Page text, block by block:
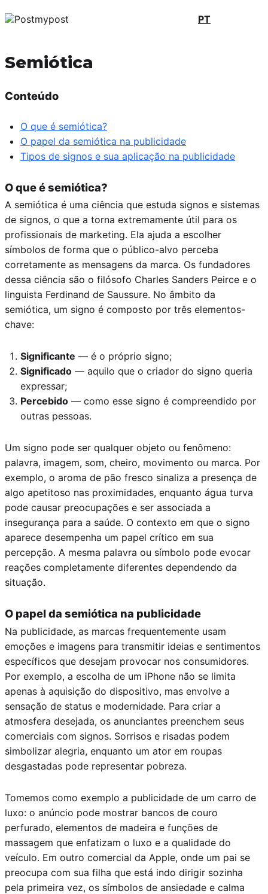
PT
Semiótica
Conteúdo
O que é semiótica?
O papel da semiótica na publicidade
Tipos de signos e sua aplicação na publicidade
O que é semiótica?
A semiótica é uma ciência que estuda signos e sistemas
de signos, o que a torna extremamente útil para os
profissionais de marketing. Ela ajuda a escolher
símbolos de forma que o público-alvo perceba
corretamente as mensagens da marca. Os fundadores
dessa ciência são o filósofo Charles Sanders Peirce e o
linguista Ferdinand de Saussure. No âmbito da
semiótica, um signo é composto por três elementos-
chave:
Significante — é o próprio signo;
Significado — aquilo que o criador do signo queria
expressar;
Percebido — como esse signo é compreendido por
outras pessoas.
Um signo pode ser qualquer objeto ou fenômeno:
palavra, imagem, som, cheiro, movimento ou marca. Por
exemplo, o aroma de pão fresco sinaliza a presença de
algo apetitoso nas proximidades, enquanto água turva
pode causar preocupações e ser associada a
insegurança para a saúde. O contexto em que o signo
aparece desempenha um papel crítico em sua
percepção. A mesma palavra ou símbolo pode evocar
reações completamente diferentes dependendo da
situação.
O papel da semiótica na publicidade
Na publicidade, as marcas frequentemente usam
emoções e imagens para transmitir ideias e sentimentos
específicos que desejam provocar nos consumidores.
Por exemplo, a escolha de um iPhone não se limita
apenas à aquisição do dispositivo, mas envolve a
sensação de status e modernidade. Para criar a
atmosfera desejada, os anunciantes preenchem seus
comerciais com signos. Sorrisos e risadas podem
simbolizar alegria, enquanto um ator em roupas
desgastadas pode representar pobreza.
Tomemos como exemplo a publicidade de um carro de
luxo: o anúncio pode mostrar bancos de couro
perfurado, elementos de madeira e funções de
massagem que enfatizam o luxo e a qualidade do
veículo. Em outro comercial da Apple, onde um pai se
preocupa com sua filha que está indo dirigir sozinha
pela primeira vez, os símbolos de ansiedade e calma